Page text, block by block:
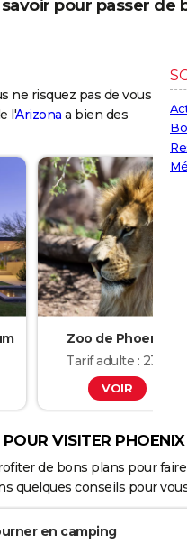
pour passer de
ne risquez pas de vous
l'Arizona a bien des
Zoo de Phoenix
Tarif adulte : 23 $
VOIR
VISITER PHOENIX
de bons plans pour
quelques conseils pour
en camping